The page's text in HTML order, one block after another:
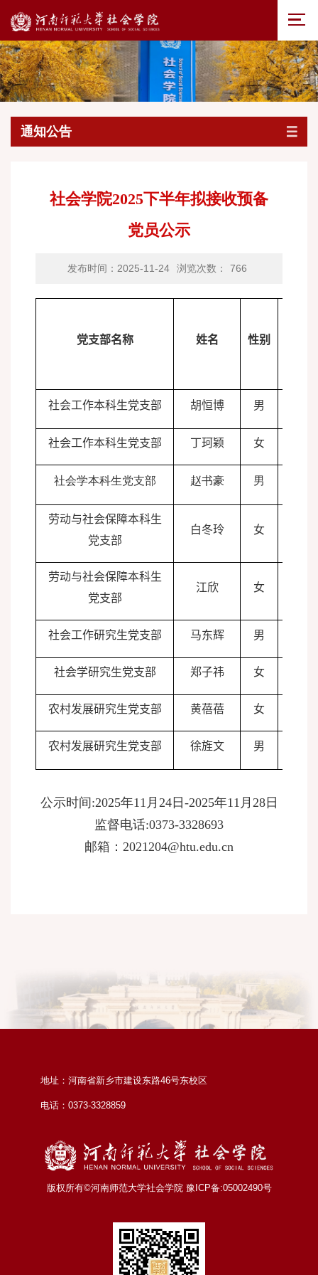
通知公告
社会学院2025下半年拟接收预备
党员公示
发布时间：2025-11-24 浏览次数： 766
党支部名称 姓名 性别
社会工作本科生党支部 胡恒博 男
社会工作本科生党支部 丁珂颖 女
社会学本科生党支部 赵书豪 男
劳动与社会保障本科生
党支部
白冬玲 女
劳动与社会保障本科生
党支部
江欣 女
社会工作研究生党支部 马东辉 男
社会学研究生党支部 郑子祎 女
农村发展研究生党支部 黄蓓蓓 女
农村发展研究生党支部 徐旌文 男
公示时间 :2025年11 月 24日 -2025年11 月 28日
监督电话:0373-3328693
邮箱： 2021204@htu.edu.cn
地址：河南省新乡市建设东路46号东校区
电话：0373-3328859
版权所有©河南师范大学社会学院 豫ICP备:05002490号